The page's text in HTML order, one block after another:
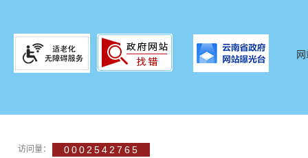
访问量： 0002542765